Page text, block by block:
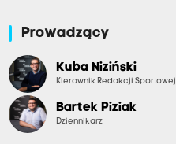
Prowadzący
Kuba Niziński
Kierownik Redakcji Sportowej
Bartek Piziak
Dziennikarz